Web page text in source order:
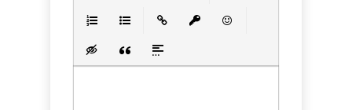
Вставка скрытого текста
Вставка цитаты
Вставка спойлера